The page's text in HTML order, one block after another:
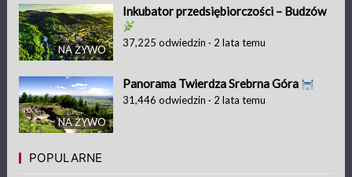
NA ŻYWO
Inkubator przedsiębiorczości – Budzów
37,225 odwiedzin · 2 lata temu
NA ŻYWO
Panorama Twierdza Srebrna Góra
31,446 odwiedzin · 2 lata temu
POPULARNE